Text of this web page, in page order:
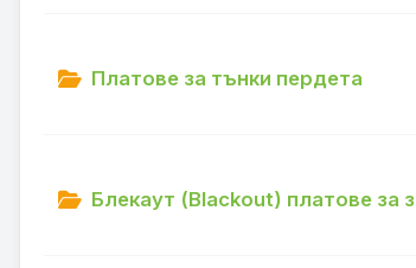
Платове за тънки пердета
Блекаут (Blackout) платове за